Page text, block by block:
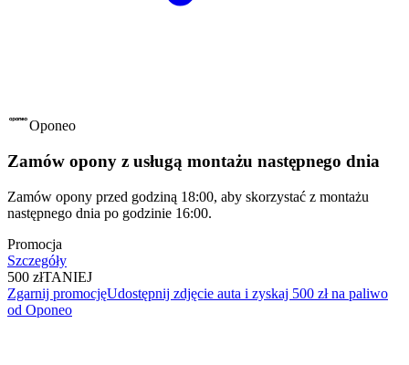
Oponeo
Zamów opony z usługą montażu następnego dnia
Zamów opony przed godziną 18:00, aby skorzystać z montażu
następnego dnia po godzinie 16:00.
Promocja
Szczegóły
500 złTANIEJ
Zgarnij promocjęUdostępnij zdjęcie auta i zyskaj 500 zł na paliwo
od Oponeo